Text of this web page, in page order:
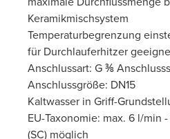
Keramikmischsystem
Temperaturbegrenzung
für Durchlauferhitzer
Anschlussart: G ⅜
Anschlussgröße: DN15
Kaltwasser in Griff-
EU-Taxonomie: max. 6 l/min
(SC) möglich